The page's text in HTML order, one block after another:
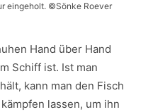
eingeholt. ©Sönke Roever
Hand über Hand
Schiff ist. Ist man
kann man den Fisch
lassen, um ihn